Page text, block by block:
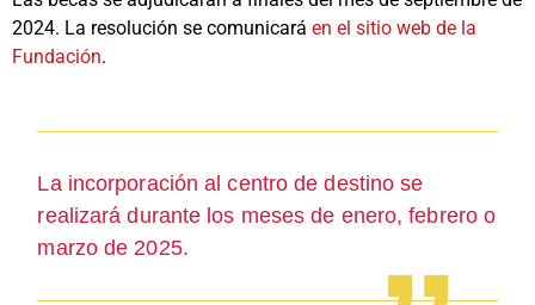
2024. La resolución se comunicará en el sitio web de la
Fundación.
La incorporación al centro de destino se
realizará durante los meses de enero, febrero o
marzo de 2025.